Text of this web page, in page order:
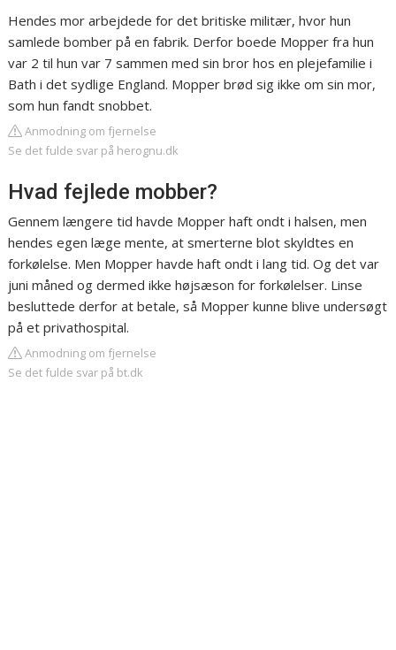
Hendes mor arbejdede for det britiske militær, hvor hun
samlede bomber på en fabrik. Derfor boede Mopper fra hun
var 2 til hun var 7 sammen med sin bror hos en plejefamilie i
Bath i det sydlige England. Mopper brød sig ikke om sin mor,
som hun fandt snobbet.
Anmodning om fjernelse
Se det fulde svar på herognu.dk
Hvad fejlede mobber?
Gennem længere tid havde Mopper haft ondt i halsen, men
hendes egen læge mente, at smerterne blot skyldtes en
forkølelse. Men Mopper havde haft ondt i lang tid. Og det var
juni måned og dermed ikke højsæson for forkølelser. Linse
besluttede derfor at betale, så Mopper kunne blive undersøgt
på et privathospital.
Anmodning om fjernelse
Se det fulde svar på bt.dk